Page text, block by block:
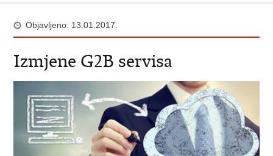
Objavljeno: 13.01.2017.
Izmjene G2B servisa